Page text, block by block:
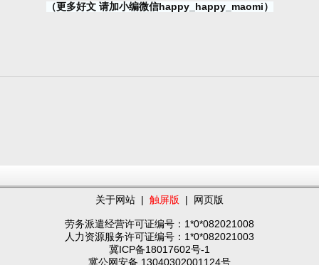
（更多好文 请加小编微信happy_happy_maomi）
关于网站 | 触屏版 | 网页版
劳务派遣经营许可证编号：1*0*082021008
人力资源服务许可证编号：1*0*082021003
冀ICP备18017602号-1
冀公网安备 13040302001124号